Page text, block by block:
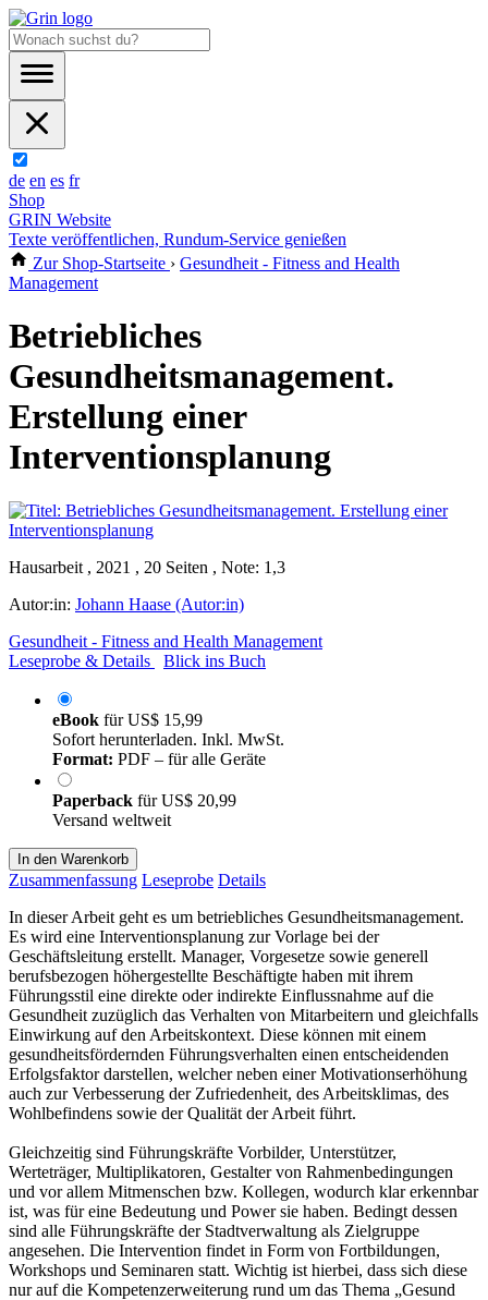
de en es fr
Shop
GRIN Website
Texte veröffentlichen, Rundum-Service genießen
Zur Shop-Startseite › Gesundheit - Fitness and Health
Management
Betriebliches
Gesundheitsmanagement.
Erstellung einer
Interventionsplanung
Hausarbeit , 2021 , 20 Seiten , Note: 1,3
Autor:in: Johann Haase (Autor:in)
Gesundheit - Fitness and Health Management
Leseprobe & Details
Blick ins Buch
eBook fürUS$ 15,99
Sofort herunterladen. Inkl. MwSt.
Format: PDF – für alle Geräte
Paperback fürUS$ 20,99
Versand weltweit
In den Warenkorb
Zusammenfassung Leseprobe Details
In dieser Arbeit geht es um betriebliches Gesundheitsmanagement.
Es wird eine Interventionsplanung zur Vorlage bei der
Geschäftsleitung erstellt. Manager, Vorgesetze sowie generell
berufsbezogen höhergestellte Beschäftigte haben mit ihrem
Führungsstil eine direkte oder indirekte Einflussnahme auf die
Gesundheit zuzüglich das Verhalten von Mitarbeitern und gleichfalls
Einwirkung auf den Arbeitskontext. Diese können mit einem
gesundheitsfördernden Führungsverhalten einen entscheidenden
Erfolgsfaktor darstellen, welcher neben einer Motivationserhöhung
auch zur Verbesserung der Zufriedenheit, des Arbeitsklimas, des
Wohlbefindens sowie der Qualität der Arbeit führt.
Gleichzeitig sind Führungskräfte Vorbilder, Unterstützer,
Werteträger, Multiplikatoren, Gestalter von Rahmenbedingungen
und vor allem Mitmenschen bzw. Kollegen, wodurch klar erkennbar
ist, was für eine Bedeutung und Power sie haben. Bedingt dessen
sind alle Führungskräfte der Stadtverwaltung als Zielgruppe
angesehen. Die Intervention findet in Form von Fortbildungen,
Workshops und Seminaren statt. Wichtig ist hierbei, dass sich diese
nur auf die Kompetenzerweiterung rund um das Thema „Gesund